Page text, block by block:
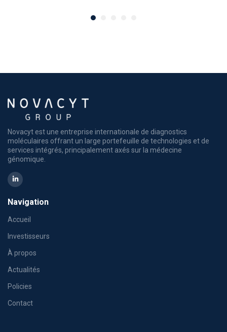
Novacyt est une entreprise internationale de diagnostics
moléculaires offrant un large portefeuille de technologies et de
services intégrés, principalement axés sur la médecine
génomique.
Navigation
Accueil
Investisseurs
À propos
Actualités
Policies
Contact